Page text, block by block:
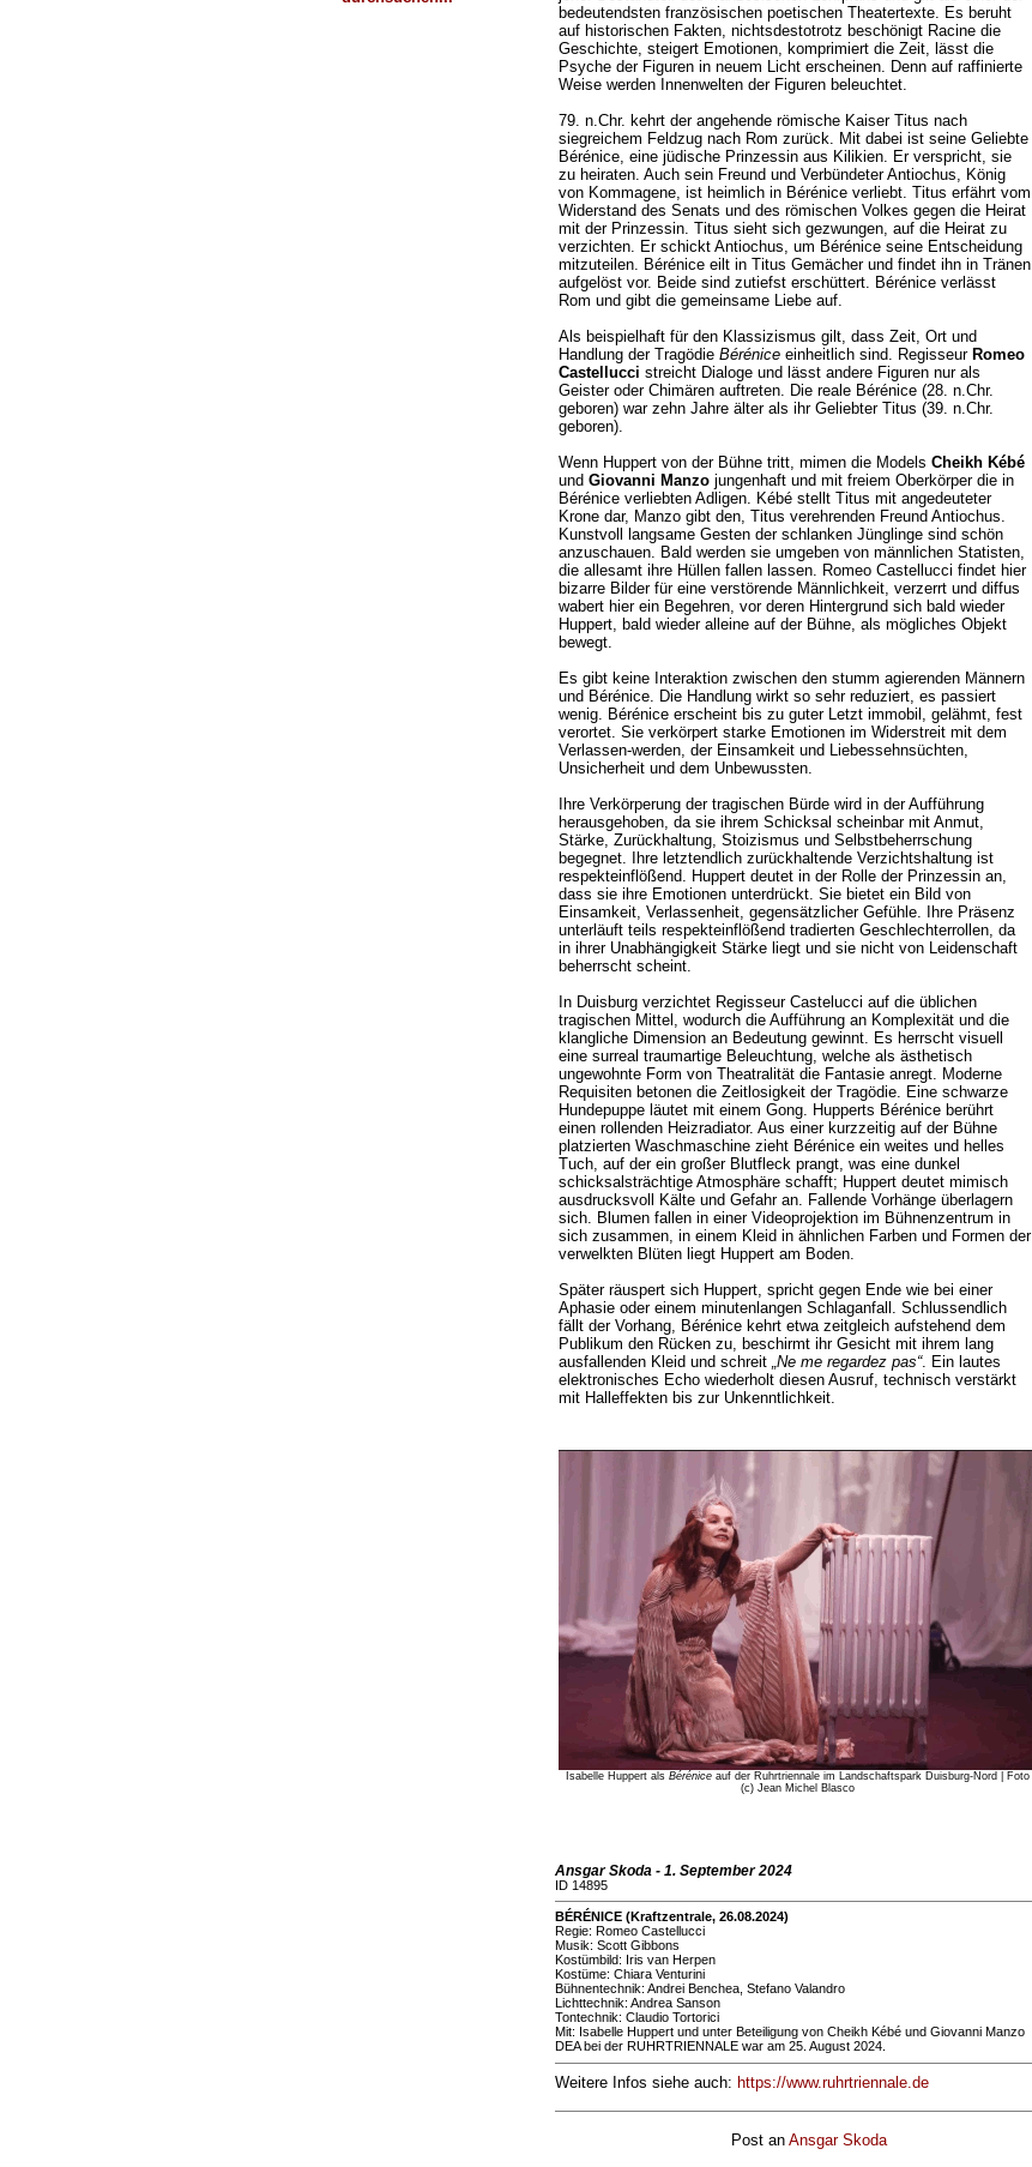
bedeutendsten französischen poetischen Theatertexte. Es beruht
auf historischen Fakten, nichtsdestotrotz beschönigt Racine die
Geschichte, steigert Emotionen, komprimiert die Zeit, lässt die
Psyche der Figuren in neuem Licht erscheinen. Denn auf raffinierte
Weise werden Innenwelten der Figuren beleuchtet.
79. n.Chr. kehrt der angehende römische Kaiser Titus nach
siegreichem Feldzug nach Rom zurück. Mit dabei ist seine Geliebte
Bérénice, eine jüdische Prinzessin aus Kilikien. Er verspricht, sie
zu heiraten. Auch sein Freund und Verbündeter Antiochus, König
von Kommagene, ist heimlich in Bérénice verliebt. Titus erfährt vom
Widerstand des Senats und des römischen Volkes gegen die Heirat
mit der Prinzessin. Titus sieht sich gezwungen, auf die Heirat zu
verzichten. Er schickt Antiochus, um Bérénice seine Entscheidung
mitzuteilen. Bérénice eilt in Titus Gemächer und findet ihn in Tränen
aufgelöst vor. Beide sind zutiefst erschüttert. Bérénice verlässt
Rom und gibt die gemeinsame Liebe auf.
Als beispielhaft für den Klassizismus gilt, dass Zeit, Ort und
Handlung der Tragödie Béréniceeinheitlich sind. Regisseur Romeo
Castellucci streicht Dialoge und lässt andere Figuren nur als
Geister oder Chimären auftreten. Die reale Bérénice (28. n.Chr.
geboren) war zehn Jahre älter als ihr Geliebter Titus (39. n.Chr.
geboren).
Wenn Huppert von der Bühne tritt, mimen die Models Cheikh Kébé
und Giovanni Manzojungenhaft und mit freiem Oberkörper die in
Bérénice verliebten Adligen. Kébé stellt Titus mit angedeuteter
Krone dar, Manzo gibt den, Titus verehrenden Freund Antiochus.
Kunstvoll langsame Gesten der schlanken Jünglinge sind schön
anzuschauen. Bald werden sie umgeben von männlichen Statisten,
die allesamt ihre Hüllen fallen lassen. Romeo Castellucci findet hier
bizarre Bilder für eine verstörende Männlichkeit, verzerrt und diffus
wabert hier ein Begehren, vor deren Hintergrund sich bald wieder
Huppert, bald wieder alleine auf der Bühne, als mögliches Objekt
bewegt.
Es gibt keine Interaktion zwischen den stumm agierenden Männern
und Bérénice. Die Handlung wirkt so sehr reduziert, es passiert
wenig. Bérénice erscheint bis zu guter Letzt immobil, gelähmt, fest
verortet. Sie verkörpert starke Emotionen im Widerstreit mit dem
Verlassen-werden, der Einsamkeit und Liebessehnsüchten,
Unsicherheit und dem Unbewussten.
Ihre Verkörperung der tragischen Bürde wird in der Aufführung
herausgehoben, da sie ihrem Schicksal scheinbar mit Anmut,
Stärke, Zurückhaltung, Stoizismus und Selbstbeherrschung
begegnet. Ihre letztendlich zurückhaltende Verzichtshaltung ist
respekteinflößend. Huppert deutet in der Rolle der Prinzessin an,
dass sie ihre Emotionen unterdrückt. Sie bietet ein Bild von
Einsamkeit, Verlassenheit, gegensätzlicher Gefühle. Ihre Präsenz
unterläuft teils respekteinflößend tradierten Geschlechterrollen, da
in ihrer Unabhängigkeit Stärke liegt und sie nicht von Leidenschaft
beherrscht scheint.
In Duisburg verzichtet Regisseur Castelucci auf die üblichen
tragischen Mittel, wodurch die Aufführung an Komplexität und die
klangliche Dimension an Bedeutung gewinnt. Es herrscht visuell
eine surreal traumartige Beleuchtung, welche als ästhetisch
ungewohnte Form von Theatralität die Fantasie anregt. Moderne
Requisiten betonen die Zeitlosigkeit der Tragödie. Eine schwarze
Hundepuppe läutet mit einem Gong. Hupperts Bérénice berührt
einen rollenden Heizradiator. Aus einer kurzzeitig auf der Bühne
platzierten Waschmaschine zieht Bérénice ein weites und helles
Tuch, auf der ein großer Blutfleck prangt, was eine dunkel
schicksalsträchtige Atmosphäre schafft; Huppert deutet mimisch
ausdrucksvoll Kälte und Gefahr an. Fallende Vorhänge überlagern
sich. Blumen fallen in einer Videoprojektion im Bühnenzentrum in
sich zusammen, in einem Kleid in ähnlichen Farben und Formen der
verwelkten Blüten liegt Huppert am Boden.
Später räuspert sich Huppert, spricht gegen Ende wie bei einer
Aphasie oder einem minutenlangen Schlaganfall. Schlussendlich
fällt der Vorhang, Bérénice kehrt etwa zeitgleich aufstehend dem
Publikum den Rücken zu, beschirmt ihr Gesicht mit ihrem lang
ausfallenden Kleid und schreit „Ne me regardez pas“. Ein lautes
elektronisches Echo wiederholt diesen Ausruf, technisch verstärkt
mit Halleffekten bis zur Unkenntlichkeit.
Isabelle Huppert als Bérénice auf der Ruhrtriennale im Landschaftspark Duisburg-Nord | Foto
(c) Jean Michel Blasco
Ansgar Skoda - 1. September 2024
ID 14895
BÉRÉNICE (Kraftzentrale, 26.08.2024)
Regie: Romeo Castellucci
Musik: Scott Gibbons
Kostümbild: Iris van Herpen
Kostüme: Chiara Venturini
Bühnentechnik: Andrei Benchea, Stefano Valandro
Lichttechnik: Andrea Sanson
Tontechnik: Claudio Tortorici
Mit: Isabelle Huppert und unter Beteiligung von Cheikh Kébé und Giovanni Manzo
DEA bei der RUHRTRIENNALE war am 25. August 2024.
Weitere Infos siehe auch: https://www.ruhrtriennale.de
Post an Ansgar Skoda